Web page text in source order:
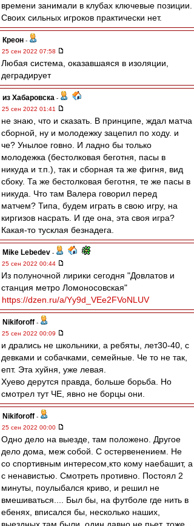
времени занимали в клубах ключевые позиции.
Своих сильных игроков практически нет.
Креон -
25 сен 2022 07:58
Любая система, оказавшаяся в изоляции,
деградирует
из Хабаровска -
25 сен 2022 01:41
не знаю, что и сказать. В принципе, ждал матча
сборной, ну и молодежку зацепил по ходу. и
че? Унылое говно. И ладно бы только
молодежка (бестолковая беготня, пасы в
никуда и т.п.), так и сборная та же фигня, вид
сбоку. Та же бестолковая беготня, те же пасы в
никуда. Что там Валера говорил перед
матчем? Типа, будем играть в свою игру, на
киргизов насрать. И где она, эта своя игра?
Какая-то тусклая безнадега.
Mike Lebedev -
25 сен 2022 00:44
Из полуночной лирики сегодня "Довлатов и
станция метро Ломоносовская"
https://dzen.ru/a/Yy9d_VEe2FVoNLUV
Nikiforoff -
25 сен 2022 00:09
и дрались не школьники, а ребяты, лет30-40, с
девками и собачками, семейные. Че то не так,
епт. Эта хуйня, уже левая.
Хуево дерутся правда, больше борьба. Но
смотрел тут ЧЕ, явно не борцы они.
Nikiforoff -
25 сен 2022 00:00
Одно дело на выезде, там положено. Другое
дело дома, меж собой. С остервенением. Не
со спортивным интересом,кто кому наебашит, а
с ненавистью. Смотреть противно. Постоял 2
минуты, поулыбался криво, и решил не
вмешиваться.... Был бы, на футболе где нить в
ебенях, вписался бы, несколько наших,